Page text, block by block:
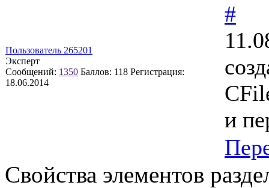
Пользователь 265201
Эксперт
Сообщений: 1350 Баллов: 118 Регистрация:
18.06.2014
#
и
Свойства элементов